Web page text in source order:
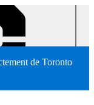
de Toronto